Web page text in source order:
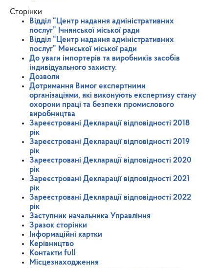
Сторінки
Відділ “Центр надання адміністративних
послуг” Ічнянської міської ради
Відділ “Центр надання адміністративних
послуг” Менської міської ради
До уваги імпортерів та виробників засобів
індивідуального захисту.
Дозволи
Дотримання Вимог експертними
організаціями, які виконують експертизу стану
охорони праці та безпеки промислового
виробництва
Зареєстровані Декларації відповідності 2018
рік
Зареєстровані Декларації відповідності 2019
рік
Зареєстровані Декларації відповідності 2020
рік
Зареєстровані Декларації відповідності 2021
рік
Зареєстровані Декларації відповідності 2022
рік
Заступник начальника Управління
Зразок сторінки
Інформаційні картки
Керівництво
Контакти full
Місцезнаходження